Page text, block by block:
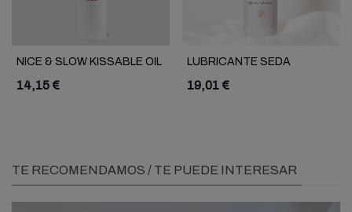
NICE & SLOW KISSABLE OIL
CHOCOLATE LMR
14,15 €
LUBRICANTE SEDA
SILICONA LMR
19,01 €
TE RECOMENDAMOS / TE PUEDE INTERESAR